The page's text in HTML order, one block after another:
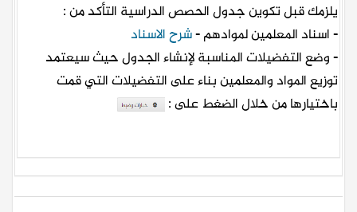
يلزمك قبل تكوين جدول الحصص الدراسية التأكد من :
- اسناد المعلمين لموادهم -شرح الاسناد
- وضع التفضيلات المناسبة لإنشاء الجدول حيث سيعتمد
توزيع المواد والمعلمين بناء على التفضيلات التي قمت
باختيارها من خلال الضغط على :